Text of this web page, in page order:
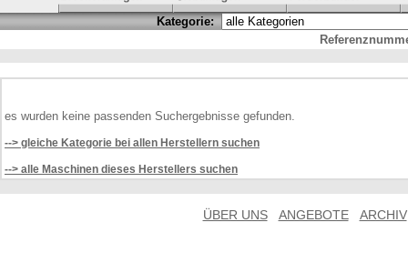
Kategorie:
es wurden keine passenden Suchergebnisse gefunden.
--> gleiche Kategorie bei allen Herstellern suchen
--> alle Maschinen dieses Herstellers suchen
ÜBER UNS ANGEBOTE ARCHIV